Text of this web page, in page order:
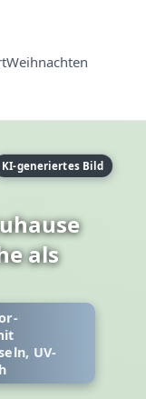
Weihnachten
KI-generiertes Bild
als
UV-